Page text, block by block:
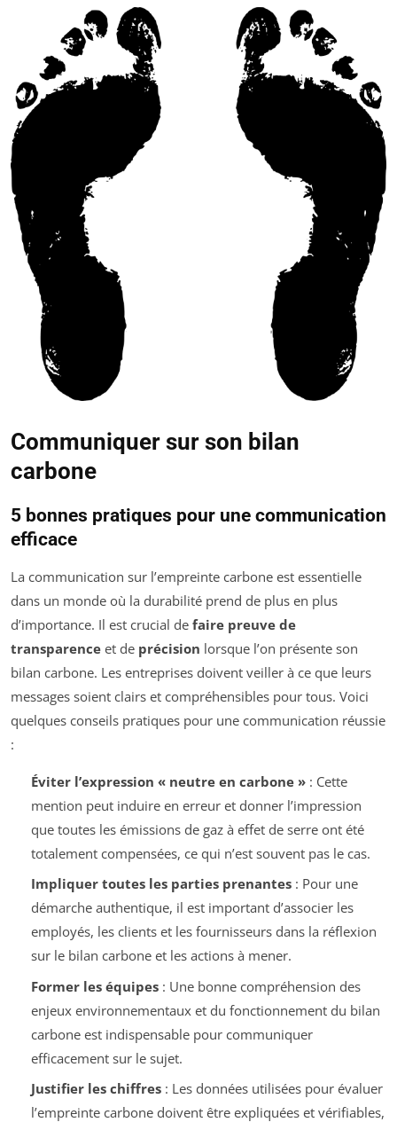
Communiquer sur son bilan
carbone
5 bonnes pratiques pour une communication
efficace
La communication sur l’empreinte carbone est essentielle
dans un monde où la durabilité prend de plus en plus
d’importance. Il est crucial de faire preuve de
transparence et de précision lorsque l’on présente son
bilan carbone. Les entreprises doivent veiller à ce que leurs
messages soient clairs et compréhensibles pour tous. Voici
quelques conseils pratiques pour une communication réussie
:
Éviter l’expression « neutre en carbone »: Cette
mention peut induire en erreur et donner l’impression
que toutes les émissions de gaz à effet de serre ont été
totalement compensées, ce qui n’est souvent pas le cas.
Impliquer toutes les parties prenantes: Pour une
démarche authentique, il est important d’associer les
employés, les clients et les fournisseurs dans la réflexion
sur le bilan carbone et les actions à mener.
Former les équipes: Une bonne compréhension des
enjeux environnementaux et du fonctionnement du bilan
carbone est indispensable pour communiquer
efficacement sur le sujet.
Justifier les chiffres: Les données utilisées pour évaluer
l’empreinte carbone doivent être expliquées et vérifiables,